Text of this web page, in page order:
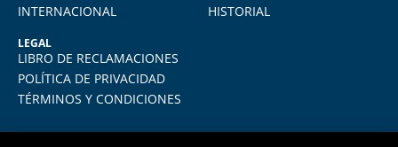
INTERNACIONAL
HISTORIAL
LEGAL
LIBRO DE RECLAMACIONES
POLÍTICA DE PRIVACIDAD
TÉRMINOS Y CONDICIONES